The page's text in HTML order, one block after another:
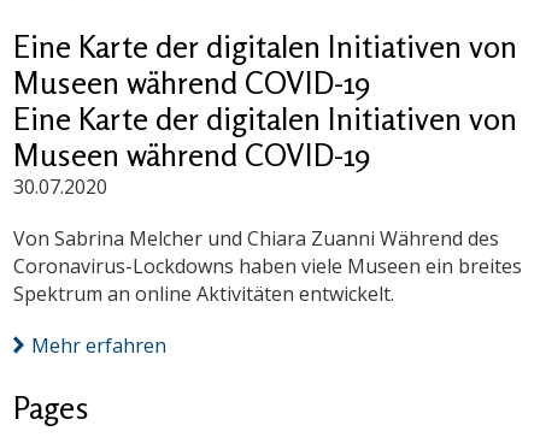
Eine Karte der digitalen Initiativen von
Museen während COVID-19
Eine Karte der digitalen Initiativen von
Museen während COVID-19
30.07.2020
Von Sabrina Melcher und Chiara Zuanni Während des
Coronavirus-Lockdowns haben viele Museen ein breites
Spektrum an online Aktivitäten entwickelt.
Mehr erfahren
Pages